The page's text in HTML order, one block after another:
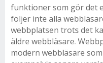
funktioner som gör det
följer inte alla
webbplatsen trots det
äldre webbläsare.
modern webbläsare